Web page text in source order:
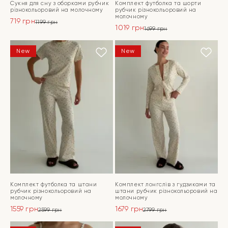
Сукня для сну з оборками рубчик
різнокольоровий на молочному
1199грн
1199 грн.
719 грн
719 грн.
ПЕРЕЙТИ
Комплект футболка та шорти
рубчик різнокольоровий на
молочному
1699грн
ціна:
1699 грн.
1019 грн
ціна:
1019 грн.
ПЕРЕЙТИ
New
Комплект футболка та штани
рубчик різнокольоровий на
молочному
2599грн
ціна:
1559 грн
ціна:
New
Комплект лонгслів з гудзиками та
штани рубчик різнокольоровий на
молочному
2799грн
ціна:
1679 грн
ціна: